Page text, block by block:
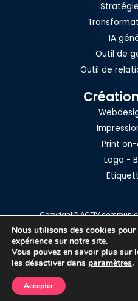
IA
Outil de
Outil de
Print
Logo -
Copyright© ACTIV
Politique de
Nous utilisons des cookies
expérience sur notre site.
Vous pouvez en savoir plus sur
les désactiver dans paramètres.
Accepter
↓ Contact